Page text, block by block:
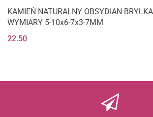
KAMIEŃ NATURALNY OBSYDIAN
WYMIARY 5-10x6-7x3-7MM
22.50